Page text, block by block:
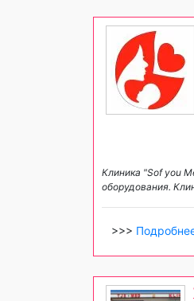
Клиника "Sof you
оборудования.
>>>